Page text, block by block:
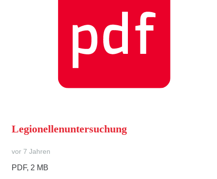
Legionellenuntersuchung
vor 7 Jahren
PDF, 2 MB